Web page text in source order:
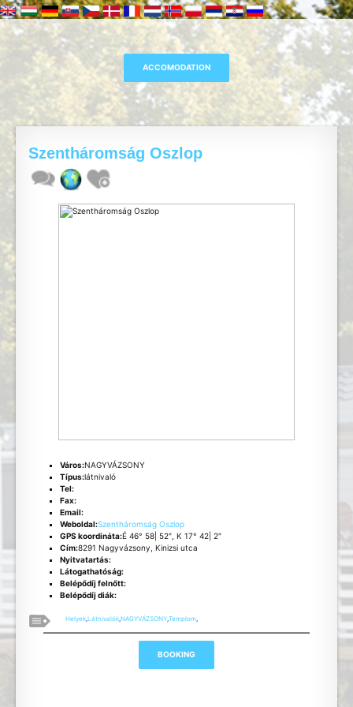
Szentháromság Oszlop
Város:NAGYVÁZSONY
Típus:látnivaló
Tel:
Fax:
Email:
Weboldal:Szentháromság Oszlop
GPS koordináta:É 46° 58| 52″, K 17° 42| 2″
Cím:8291 Nagyvázsony, Kinizsi utca
Nyitvatartás:
Látogathatóság:
Belépődíj felnőtt:
Belépődíj diák:
Helyek ,Látnivalók ,NAGYVÁZSONY ,Templom